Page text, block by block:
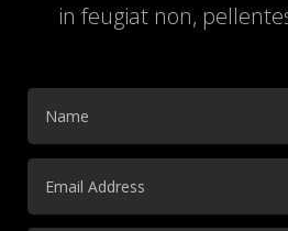
in feugiat non,